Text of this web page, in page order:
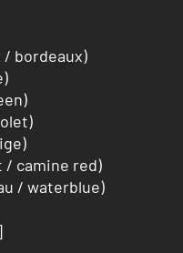
/ bordeaux)
/ camine red)
/ waterblue)